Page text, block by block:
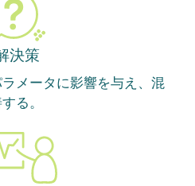
決策
メータに影響を与え、混
る。